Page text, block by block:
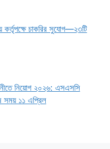
কর্তৃপক্ষে চাকরির সুযোগ—২৩টি
নিয়োগ ২০২৬: এসএসসি
সময় ১১ এপ্রিল